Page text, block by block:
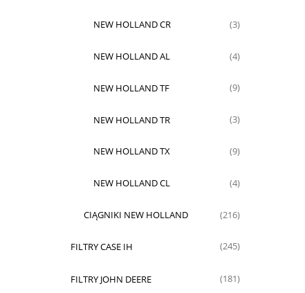
NEW HOLLAND CR (3)
NEW HOLLAND AL (4)
NEW HOLLAND TF (9)
NEW HOLLAND TR (3)
NEW HOLLAND TX (9)
NEW HOLLAND CL (4)
CIĄGNIKI NEW HOLLAND (216)
FILTRY CASE IH (245)
FILTRY JOHN DEERE (181)